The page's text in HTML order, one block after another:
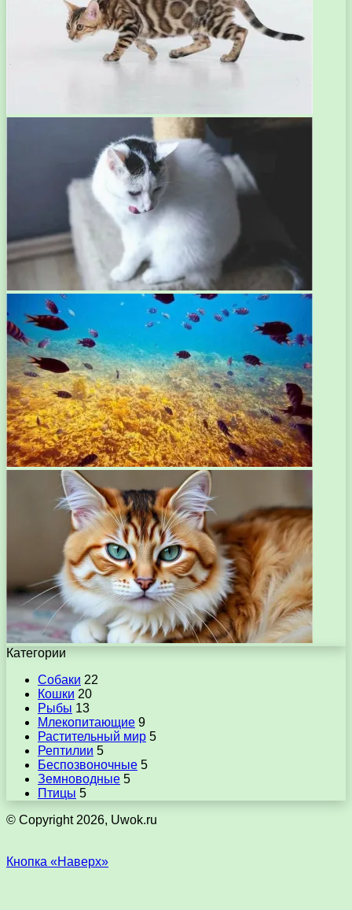
Категории
Собаки 22
Кошки 20
Рыбы 13
Млекопитающие 9
Растительный мир 5
Рептилии 5
Беспозвоночные 5
Земноводные 5
Птицы 5
© Copyright 2026, Uwok.ru
Кнопка «Наверх»